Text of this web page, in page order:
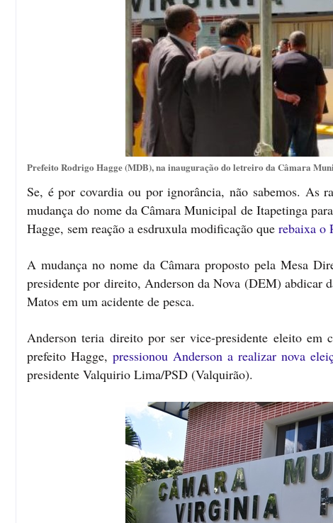
Prefeito Rodrigo Hagge (MDB), na inauguração do letreiro da Câmara
Se, é por covardia ou por ignorância, não sabemos. As
mudança do nome da Câmara Municipal de Itapetinga
Hagge, sem reação a esdruxula modificação que rebaixa o
A mudança no nome da Câmara proposto pela Mesa
presidente por direito, Anderson da Nova (DEM) abdicar
Matos em um acidente de pesca.
Anderson teria direito por ser vice-presidente eleito em
prefeito Hagge, pressionou Anderson a realizar nova
presidente Valquirio Lima/PSD (Valquirão).